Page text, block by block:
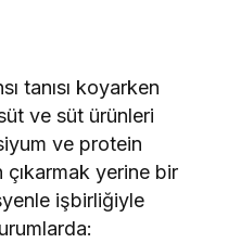
tanısı koyarken
ve süt ürünleri
ve protein
çıkarmak yerine bir
işbirliğiyle